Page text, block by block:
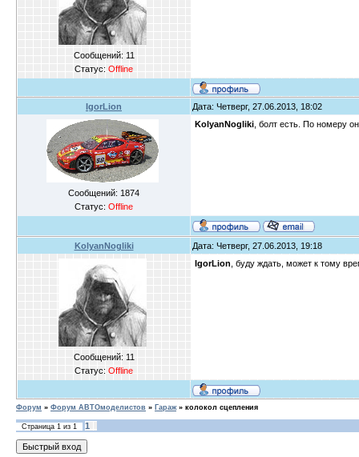
Сообщений: 11
Статус: Offline
IgorLion Дата: Четверг, 27.06.2013, 18:02
Сообщений: 1874
Статус: Offline
KolyanNogliki , болт есть. По номеру
KolyanNogliki Дата: Четверг, 27.06.2013, 19:18
Сообщений: 11
Статус: Offline
IgorLion , буду ждать, может к тому
Форум » Форум АВТОмоделистов » Гараж » колокол сцепления
Страница 1 из 1 1